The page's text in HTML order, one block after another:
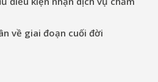
về giai đoạn cuối đời